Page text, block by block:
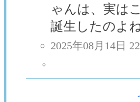
ゃんは、実は
誕生したのよ
2025年08月14日